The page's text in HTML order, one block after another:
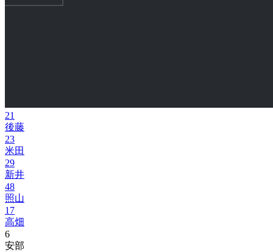
21
後藤
23
米田
29
新井
48
照山
17
高畑
6
安部